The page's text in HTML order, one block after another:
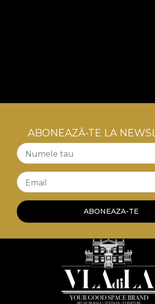
ABONEAZĂ-TE LA
Numele tau
Email
ABONEAZA-TE